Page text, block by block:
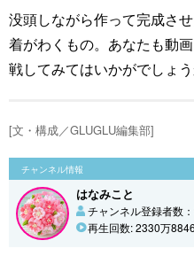
没頭しながら作って完成さ
着がわくもの。あなたも動
戦してみてはいかがでしょう
[文・構成／GLUGLU編集部]
チャンネル情報
はなみこと
チャンネル登録者数
再生回数: 2330万